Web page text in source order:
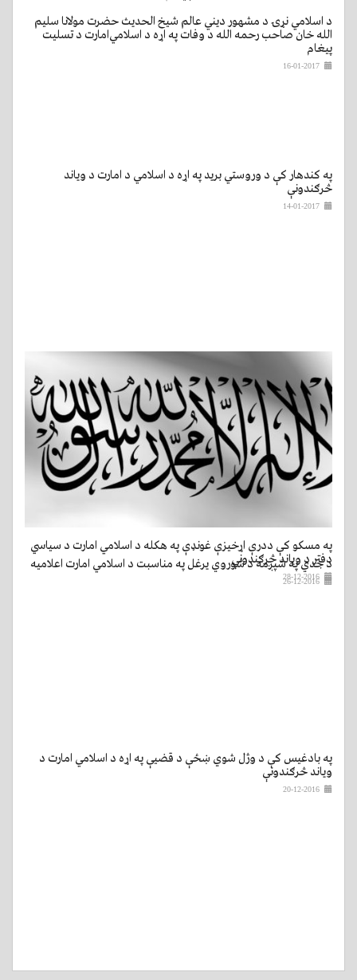
د اسلامي‌ نړۍ د مشهور دیني عالم شیخ الحدیث حضرت مولانا سلیم
الله خان صاحب رحمه الله د وفات په اړه د اسلامي‌امارت د تسلیت
پيغام
16-01-2017
په کندهار کې د وروستي برید په اړه د اسلامي د امارت د ویاند
څرګندونې
14-01-2017
په مسکو کې ددرې اړخیزې غونډې په هکله د اسلامي امارت د سیاسي
دفتر د ویاند څرګندونې
28-12-2016
د جدي په شپږمه د شوروي یرغل په مناسبت د اسلامي امارت اعلامیه
26-12-2016
په بادغیس کې د وژل شوي ښځې د قضيې په اړه د اسلامي امارت د
ویاند څرګندونې
20-12-2016